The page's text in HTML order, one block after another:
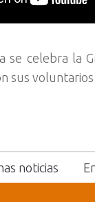
se celebra la
sus
noticias